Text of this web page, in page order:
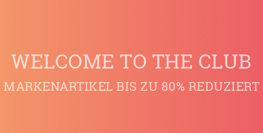
WELCOME TO THE CLUB
MARKENARTIKEL BIS ZU 80% REDUZIERT